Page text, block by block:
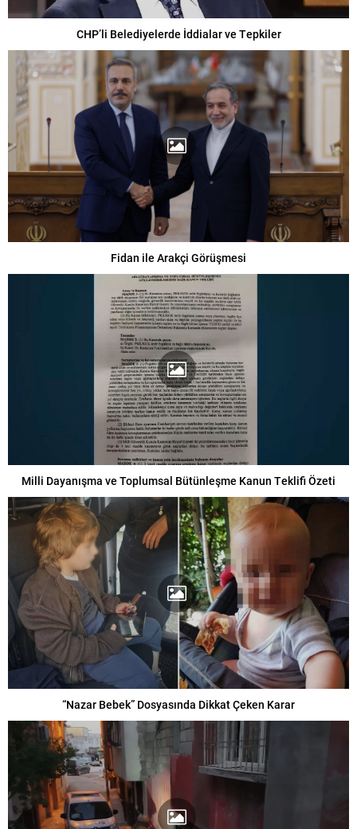
CHP’li Belediyelerde İddialar ve Tepkiler
Fidan ile Arakçi Görüşmesi
Milli Dayanışma ve Toplumsal Bütünleşme Kanun Teklifi Özeti
“Nazar Bebek” Dosyasında Dikkat Çeken Karar